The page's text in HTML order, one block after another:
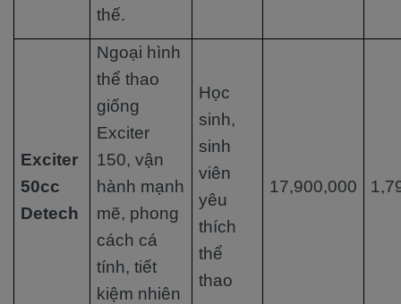
thế.
Exciter
50cc
Detech
Ngoại hình
thể thao
giống
Exciter
150, vận
hành mạnh
mẽ, phong
cách cá
tính, tiết
kiệm nhiên
Học
sinh,
sinh
viên
yêu
thích
thể
thao
17,900,000